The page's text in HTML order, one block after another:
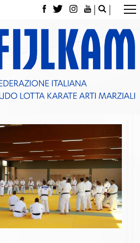
La Federazione
Tesseramento
Contatti
Affiliazioni e Tesseramenti
Sportive con più di 100 atleti
tesserati
e Risultati
Dove siamo
Media
Partners
Trasparenza
Judo
La disciplina
News
Didattica
Gare e Risultati
Albi Federali